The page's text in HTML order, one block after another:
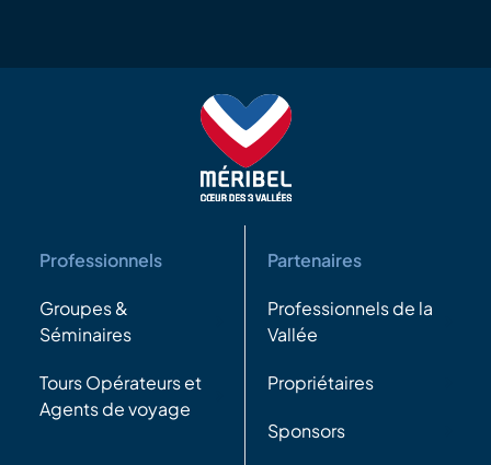
Professionnels
Groupes &
Séminaires
Tours Opérateurs et
Agents de voyage
Partenaires
Professionnels de la
Vallée
Propriétaires
Sponsors